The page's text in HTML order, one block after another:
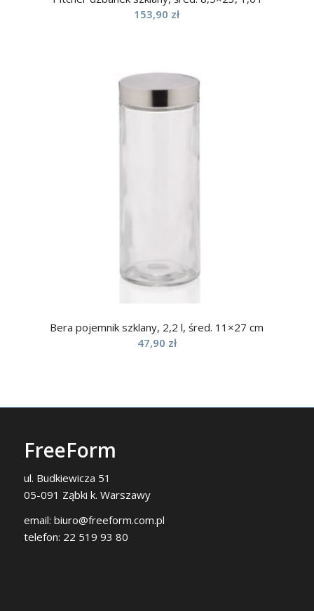
153,90 zł
Bera pojemnik szklany, 2,2 l, śred. 11×27 cm
47,90 zł
FreeForm
ul. Budkiewicza 51
05-091 Ząbki k. Warszawy
email: biuro@freeform.com.pl
telefon: 22 519 93 80